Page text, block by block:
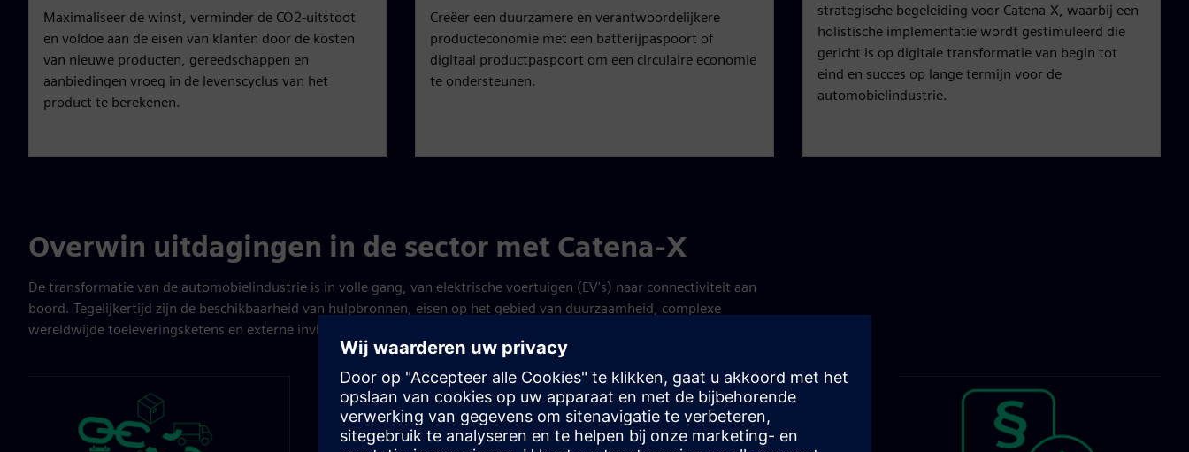
Maximaliseer de winst, verminder de CO2-uitstoot
en voldoe aan de eisen van klanten door de kosten
van nieuwe producten, gereedschappen en
aanbiedingen vroeg in de levenscyclus van het
product te berekenen.
Creëer een duurzamere en verantwoordelijkere
producteconomie met een batterijpaspoort of
digitaal productpaspoort om een circulaire economie
te ondersteunen.
strategische begeleiding voor Catena-X, waarbij een
holistische implementatie wordt gestimuleerd die
gericht is op digitale transformatie van begin tot
eind en succes op lange termijn voor de
automobielindustrie.
Overwin uitdagingen in de sector met Catena-X
De transformatie van de automobielindustrie is in volle gang, van elektrische voertuigen (EV's) naar connectiviteit aan
boord. Tegelijkertijd zijn de beschikbaarheid van hulpbronnen, eisen op het gebied van duurzaamheid, complexe
wereldwijde toeleveringsketens en externe invloeden zoals geopolitieke geschillen grote uitdagingen geworden.